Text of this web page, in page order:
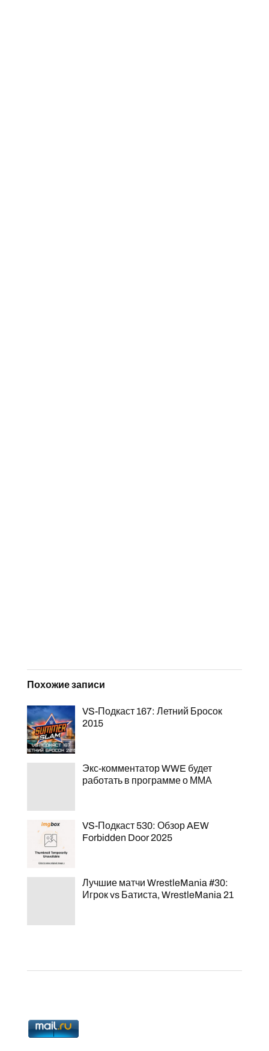
Похожие записи
VS-Подкаст 167: Летний Бросок
2015
Экс-комментатор WWE будет
работать в программе о ММА
VS-Подкаст 530: Обзор AEW
Forbidden Door 2025
Лучшие матчи WrestleMania #30:
Игрок vs Батиста, WrestleMania 21